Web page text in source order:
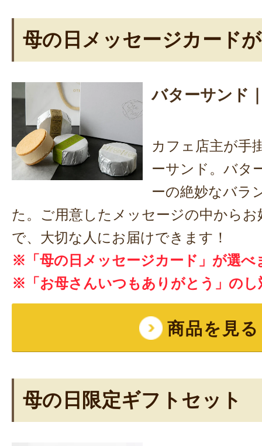
母の日メッセージカード
バターサンド
カフェ店主が手
ーサンド。バタ
ーの絶妙なバラ
た。ご用意したメッセージの中から
で、大切な人にお届けできます！
※「母の日メッセージカード」が選べ
※「お母さんいつもありがとう」のし
商品を見る
母の日限定ギフトセット